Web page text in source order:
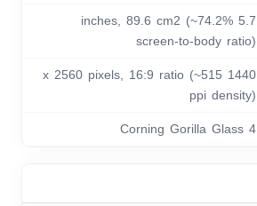
5.7 inches, 89.6 cm2 (~74.2%
screen-to-body ratio)
1440 x 2560 pixels, 16:9 ratio (~515
ppi density)
Corning Gorilla Glass 4